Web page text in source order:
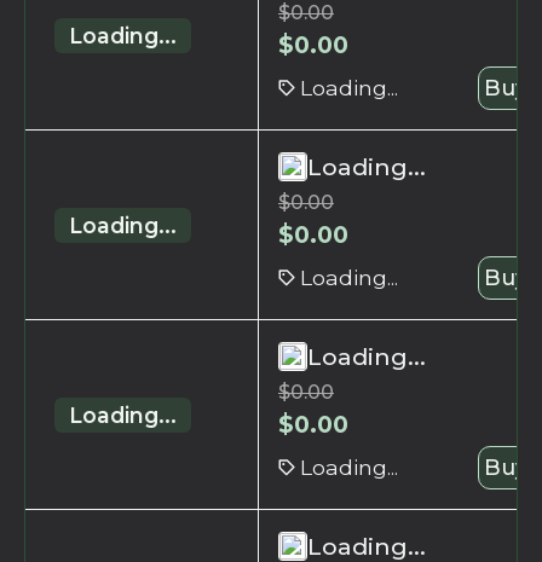
Loading...
$0.00
$0.00
Loading... Buy
Loading...
Loading...
$0.00
$0.00
Loading... Buy
Loading...
Loading...
$0.00
$0.00
Loading... Buy
Loading...